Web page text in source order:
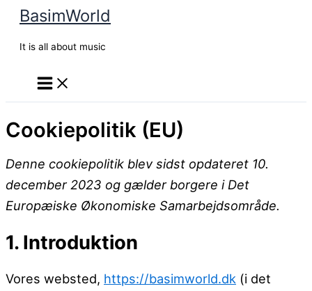
BasimWorld
It is all about music
Cookiepolitik (EU)
Denne cookiepolitik blev sidst opdateret 10.
december 2023 og gælder borgere i Det
Europæiske Økonomiske Samarbejdsområde.
1. Introduktion
Vores websted, https://basimworld.dk (i det